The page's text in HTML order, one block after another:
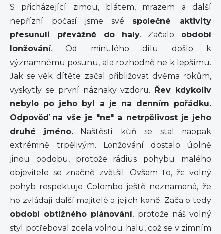
S přicházející zimou, blátem, mrazem a další
nepřízní počasí jsme své společné aktivity
přesunuli převážně do haly. Začalo období
lonžování. Od minulého dílu došlo k
významnému posunu, ale rozhodně ne k lepšímu.
Jak se věk dítěte začal přibližovat dvěma rokům,
vyskytly se první náznaky vzdoru. Řev kdykoliv
nebylo po jeho byl a je na denním pořádku.
Odpověď na vše je "ne" a netrpělivost je jeho
druhé jméno.Naštěstí kůň se stal naopak
extrémně trpělivým. Lonžování dostalo úplně
jinou podobu, protože rádius pohybu malého
objevitele se značně zvětšil. Ovšem to, že volný
pohyb respektuje Colombo ještě neznamená, že
ho zvládají další majitelé a jejich koně. Začalo tedy
období obtížného plánování, protože náš volný
styl potřeboval zcela volnou halu, což se v zimním